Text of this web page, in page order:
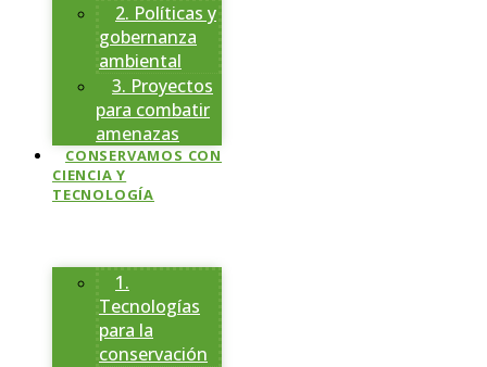
2. Políticas y
gobernanza
ambiental
3. Proyectos
para combatir
amenazas
CONSERVAMOS CON
CIENCIA Y
TECNOLOGÍA
1.
Tecnologías
para la
conservación